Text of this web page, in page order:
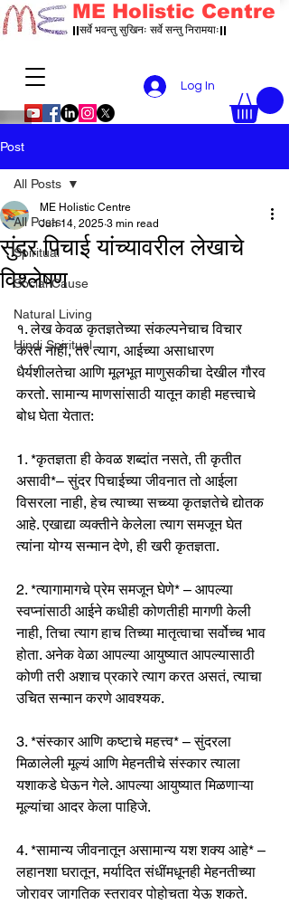
ME Holistic Centre
||सर्वे भवन्तु सुखिनः सर्वे सन्तु निरामयाः||
Log In
Post
All Posts
Spiritual
Social Cause
Natural Living
Hindi Spiritual
All Posts
सुंदर पिचाई यांच्यावरील लेखाचे
विश्लेषण
ME Holistic Centre
Jun 14, 2025 3 min read
१. लेख केवळ कृतज्ञतेच्या संकल्पनेचाच विचार
करत नाही, तर त्याग, आईच्या असाधारण
धैर्यशीलतेचा आणि मूलभूत माणुसकीचा देखील गौरव
करतो. सामान्य माणसांसाठी यातून काही महत्त्वाचे
बोध घेता येतात:
1. *कृतज्ञता ही केवळ शब्दांत नसते, ती कृतीत
असावी*– सुंदर पिचाईच्या जीवनात तो आईला
विसरला नाही, हेच त्याच्या सच्च्या कृतज्ञतेचे द्योतक
आहे. एखाद्या व्यक्तीने केलेला त्याग समजून घेत
त्यांना योग्य सन्मान देणे, ही खरी कृतज्ञता.
2. *त्यागामागचे प्रेम समजून घेणे* – आपल्या
स्वप्नांसाठी आईने कधीही कोणतीही मागणी केली
नाही, तिचा त्याग हाच तिच्या मातृत्वाचा सर्वोच्च भाव
होता. अनेक वेळा आपल्या आयुष्यात आपल्यासाठी
कोणी तरी अशाच प्रकारे त्याग करत असतं, त्याचा
उचित सन्मान करणे आवश्यक.
3. *संस्कार आणि कष्टाचे महत्त्व* – सुंदरला
मिळालेली मूल्यं आणि मेहनतीचे संस्कार त्याला
यशाकडे घेऊन गेले. आपल्या आयुष्यात मिळणाऱ्या
मूल्यांचा आदर केला पाहिजे.
4. *सामान्य जीवनातून असामान्य यश शक्य आहे* –
लहानशा घरातून, मर्यादित संधींमधूनही मेहनतीच्या
जोरावर जागतिक स्तरावर पोहोचता येऊ शकते.